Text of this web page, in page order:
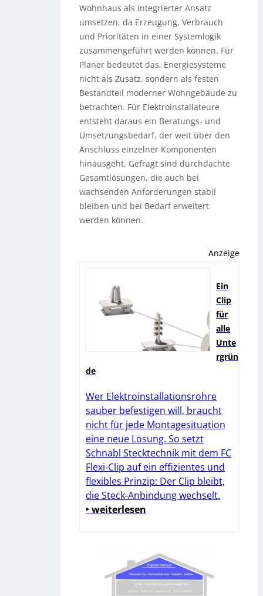
Wohnhaus als integrierter Ansatz
umsetzen, da Erzeugung, Verbrauch
und Prioritäten in einer Systemlogik
zusammengeführt werden können. Für
Planer bedeutet das, Energiesysteme
nicht als Zusatz, sondern als festen
Bestandteil moderner Wohngebäude zu
betrachten. Für Elektroinstallateure
entsteht daraus ein Beratungs- und
Umsetzungsbedarf, der weit über den
Anschluss einzelner Komponenten
hinausgeht. Gefragt sind durchdachte
Gesamtlösungen, die auch bei
wachsenden Anforderungen stabil
bleiben und bei Bedarf erweitert
werden können.
Anzeige
Ein
Clip
für
alle
Unte
rgrün
de
Wer Elektroinstallationsrohre
sauber befestigen will, braucht
nicht für jede Montagesituation
eine neue Lösung. So setzt
Schnabl Stecktechnik mit dem FC
Flexi-Clip auf ein effizientes und
flexibles Prinzip: Der Clip bleibt,
die Steck-Anbindung wechselt.
‣ weiterlesen